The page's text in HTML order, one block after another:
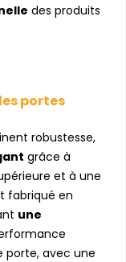
des produits
portes
robustesse,
grâce à
et à une
fabriqué en
une
porte, avec une